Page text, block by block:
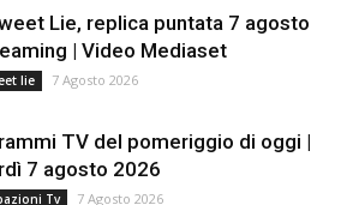
Lie, replica puntata 7 agosto
| Video Mediaset
lie 7 Agosto 2026
TV del pomeriggio di oggi |
7 agosto 2026
Tv 7 Agosto 2026